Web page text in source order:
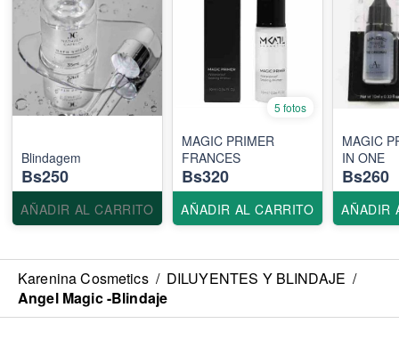
Blindagem
Bs250
AÑADIR AL CARRITO
5 fotos
MAGIC PRIMER
FRANCES
Bs320
AÑADIR AL CARRITO
MAGIC
IN ONE
Bs260
AÑADIR
Karenina Cosmetics / DILUYENTES Y BLINDAJE /
Angel Magic -Blindaje